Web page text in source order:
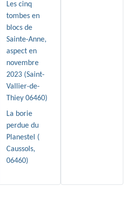
Les cinq
tombes en
blocs de
Sainte-Anne,
aspect en
novembre
2023 (Saint-
Vallier-de-
Thiey 06460)
La borie
perdue du
Planestel (
Caussols,
06460)